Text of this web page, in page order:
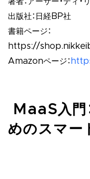
出版社：日経BP社
書籍ページ：
https://
Amazonページ：
MaaS入門
めのスマー